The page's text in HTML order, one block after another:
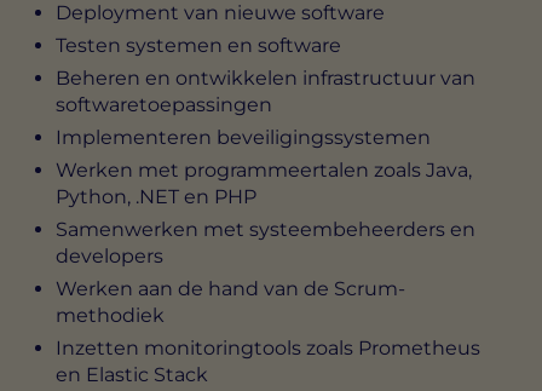
Deployment van nieuwe software
Testen systemen en software
Beheren en ontwikkelen infrastructuur van
softwaretoepassingen
Implementeren beveiligingssystemen
Werken met programmeertalen zoals Java,
Python, .NET en PHP
Samenwerken met systeembeheerders en
developers
Werken aan de hand van de Scrum-
methodiek
Inzetten monitoringtools zoals Prometheus
en Elastic Stack